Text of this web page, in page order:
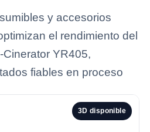
y accesorios
el rendimiento del
YR405,
fiables en proceso
3D disponible